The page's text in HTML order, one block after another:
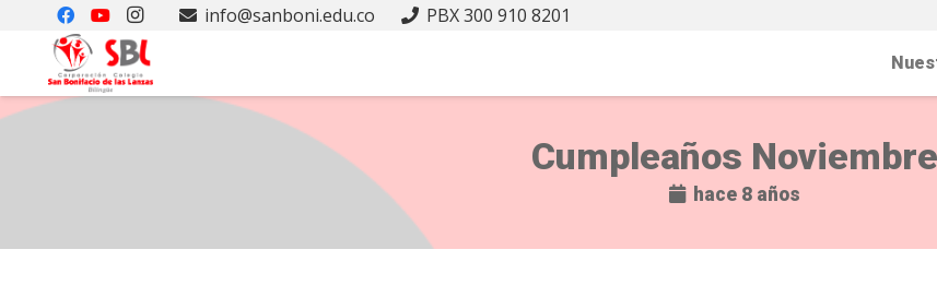
info@sanboni.edu.co PBX 300 910 8201
Cumpleaños Noviembre
hace 8 años